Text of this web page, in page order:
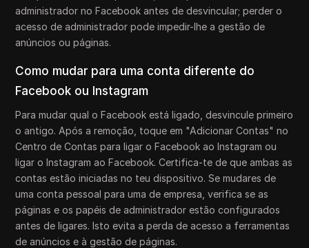
administrador no Facebook antes de desvincular; perder o
acesso de administrador pode impedir-lhe a gestão de
anúncios ou páginas.
Como mudar para uma conta diferente do
Facebook ou Instagram
Para mudar qual o Facebook está ligado, desvincule primeiro
o antigo. Após a remoção, toque em "Adicionar Contas" no
Centro de Contas para ligar o Facebook ao Instagram ou
ligar o Instagram ao Facebook. Certifica-te de que ambas as
contas estão iniciadas no teu dispositivo. Se mudares de
uma conta pessoal para uma de empresa, verifica se as
páginas e os papéis de administrador estão configurados
antes de ligares. Isto evita a perda de acesso a ferramentas
de anúncios e à gestão de páginas.